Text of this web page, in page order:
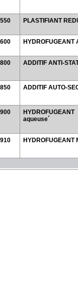
PLASTIFIANT
HYDROFUGEANT
ADDITIF ANTI-
ADDITIF AUTO-
aqueuse´
HYDROFUGEANT